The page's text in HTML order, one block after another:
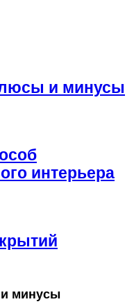
и минусы
интерьера
минусы